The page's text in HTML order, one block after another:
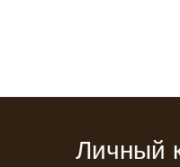
Личный